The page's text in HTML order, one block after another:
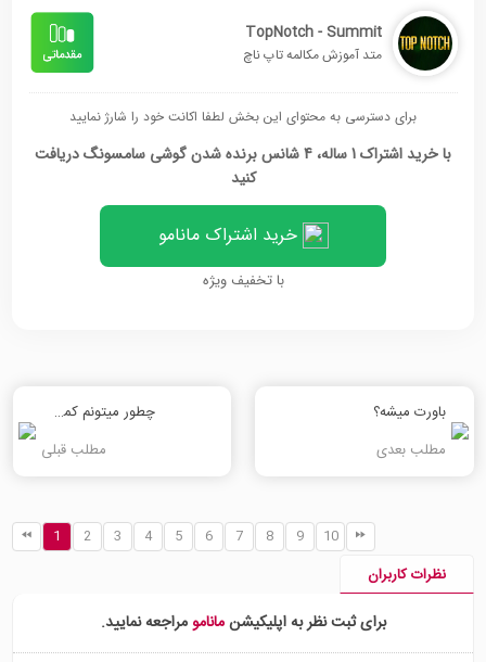
TopNotch - Summit
متد آموزش مکالمه تاپ ناچ
برای دسترسی به محتوای این بخش لطفا اکانت خود را شارژ نمایید
با خرید اشتراک 1 ساله، 4 شانس برنده شدن گوشی سامسونگ دریافت
کنید
خرید اشتراک مانامو
با تخفیف ویژه
باورت میشه؟
مطلب بعدی
چطور میتونم کمک کنم؟
مطلب قبلی
1 2 3 4 5 6 7 8 9 10
نظرات کاربران
برای ثبت نظر به اپلیکیشنمانامومراجعه نمایید.